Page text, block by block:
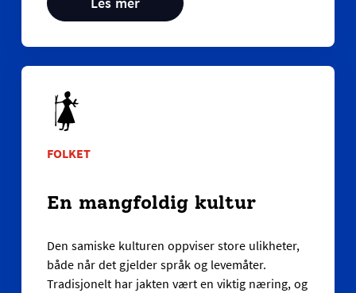
FOLKET
En mangfoldig kultur
Den samiske kulturen oppviser store ulikheter,
både når det gjelder språk og levemåter.
Tradisjonelt har jakten vært en viktig næring, og